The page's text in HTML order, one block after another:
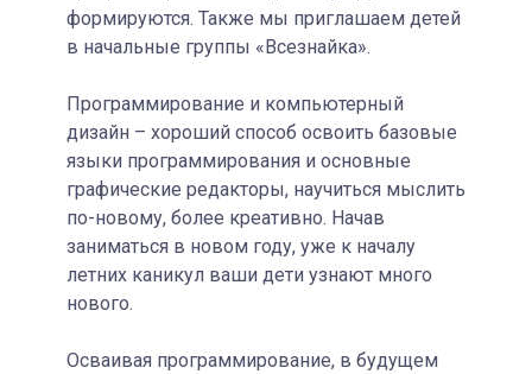
формируются. Также мы приглашаем детей
в начальные группы «Всезнайка».
Программирование и компьютерный
дизайн – хороший способ освоить базовые
языки программирования и основные
графические редакторы, научиться мыслить
по-новому, более креативно. Начав
заниматься в новом году, уже к началу
летних каникул ваши дети узнают много
нового.
Осваивая программирование, в будущем